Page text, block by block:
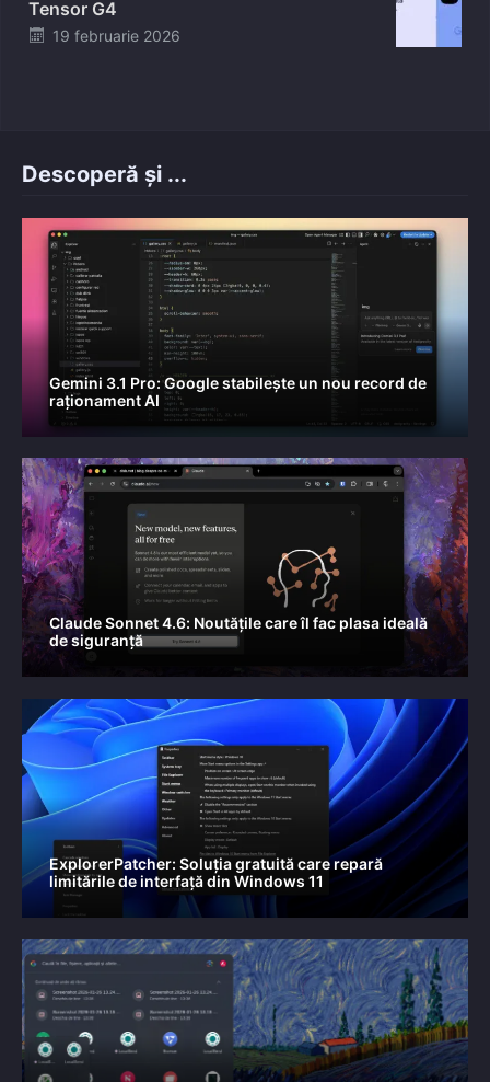
Tensor G4
Posted
19 februarie 2026
Descoperă și ...
Gemini 3.1 Pro: Google stabilește un nou record de
raționament AI
Claude Sonnet 4.6: Noutățile care îl fac plasa ideală
de siguranță
ExplorerPatcher: Soluția gratuită care repară
limitările de interfață din Windows 11